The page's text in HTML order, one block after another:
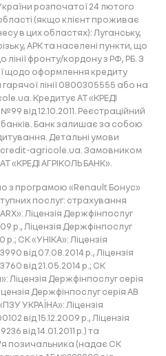
розпочатої 24 лютого
(якщо клієнт проживає
в цих областях): Луганську,
АРК та населені пункти, що
фронту/кордону з РФ, РБ. З
щодо оформлення кредиту
лінії 0800305555 або на
Кредитує АТ «КРЕДІ
від 12.10.2011. Реєстраційний
Банк залишає за собою
Детальні умови
agricole.ua. Замовником
«КРЕДІ АГРІКОЛЬ БАНК».
з програмою «Renault Бонус»
послуг: страхування
Ліцензія Держфінпослуг
р., Ліцензія Держфінпослуг
р.; СК «УНІКА»: Ліцензія
від 07.08.2014 р., Ліцензія
від 21.05.2014 р.; СК
Ліцензія Держфінпослуг серія
Держфінпослуг серія АВ
УКРАЇНА»: Ліцензія
від 15.12.2009 р., Ліцензія
від 14.01.2011 р.) та
позичальника (надає СК